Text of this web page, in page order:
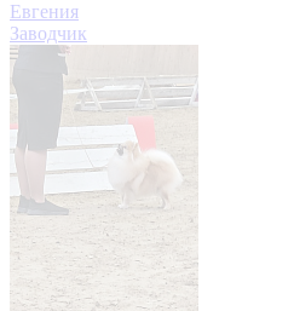
Евгения
Заводчик